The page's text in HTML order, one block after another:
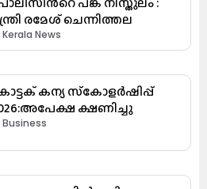
രമേശ് ചെന്നിത്തല
Kerala News
കന്യ സ്‌കോളർഷിപ്പ്
ക്ഷണിച്ചു
Business